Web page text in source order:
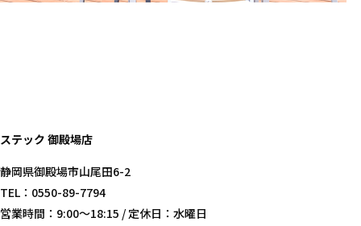
ステック 御殿場店
静岡県御殿場市山尾田6-2
TEL：0550-89-7794
営業時間：9:00～18:15 / 定休日：水曜日